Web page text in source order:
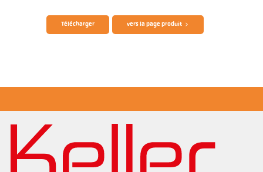
Télécharger vers la page produit